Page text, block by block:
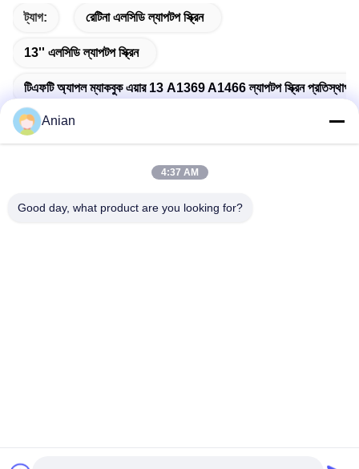
ট্যাগ: রেটিনা এলসিডি ল্যাপটপ স্ক্রিন
13'' এলসিডি ল্যাপটপ স্ক্রিন
টিএফটি অ্যাপল ম্যাকবুক এয়ার 13 A1369 A1466 ল্যাপটপ স্ক্রিন প্রতিস্থাপন
Anian
4:37 AM
Good day, what product are you looking for?